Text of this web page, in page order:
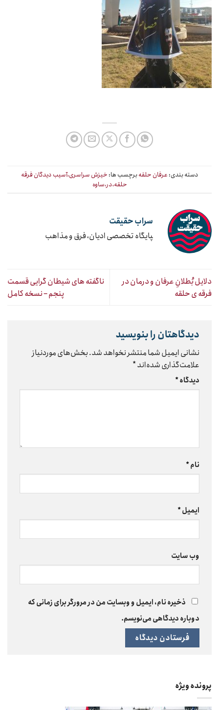
دسته بندی: عرفان حلقهبرچسب ها: خیزش سراسری،آسیب دیدگان فرقه
حلقه،در،ساوه
سراب حقیقت
‍پایگاه تخصصی ادیان، فرق و مذاهب
دلایل بُطلانِ عرفان و درمان در
فرقه ی حلقه
ناگفته های شیطان گرایی قسمت
پنجم – نسخه کامل
دیدگاهتان را بنویسید
نشانی ایمیل شما منتشر نخواهد شد.بخش‌های موردنیاز
علامت‌گذاری شده‌اند*
دیدگاه*
نام*
ایمیل*
وب‌ سایت
ذخیره نام، ایمیل و وبسایت من در مرورگر برای زمانی که
دوباره دیدگاهی می‌نویسم.
پرونده ویژه